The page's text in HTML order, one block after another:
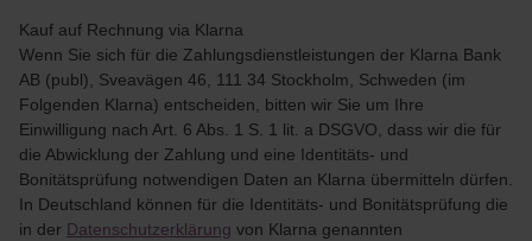
Kauf auf Rechnung via Klarna
Wenn Sie sich für die Zahlungsdienstleistungen der Klarna Bank
AB (publ), Sveavägen 46, 111 34 Stockholm, Schweden (im
Folgenden Klarna) entscheiden, bitten wir Sie um Ihre
Einwilligung nach Art. 6 Abs. 1 S. 1 lit. a DSGVO, dass wir die für
die Abwicklung der Zahlung und eine Identitäts- und
Bonitätsprüfung notwendigen Daten an Klarna übermitteln dürfen.
In Deutschland können für die Identitäts- und Bonitätsprüfung die
in der Datenschutzerklärung von Klarna genannten